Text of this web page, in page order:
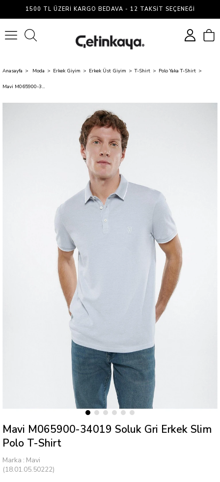
1500 TL ÜZERI KARGO BEDAVA - 12 TAKSIT SEÇENEĞI
Anasayfa Moda Erkek Giyim Erkek Üst Giyim T-Shirt Polo Yaka T-Shirt
Mavi M065900-34019 Soluk Gri Erkek Slim Polo T-Shirt
Mavi M065900-34019 Soluk Gri Erkek Slim
Polo T-Shirt
Marka : Mavi
(18.01.05.50222)